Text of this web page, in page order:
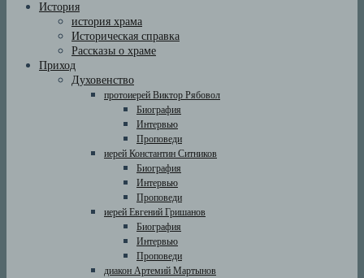
История
история храма
Историческая справка
Рассказы о храме
Приход
Духовенство
протоиерей Виктор Рябовол
Биография
Интервью
Проповеди
иерей Константин Ситников
Биография
Интервью
Проповеди
иерей Евгений Гришанов
Биография
Интервью
Проповеди
диакон Артемий Мартынов